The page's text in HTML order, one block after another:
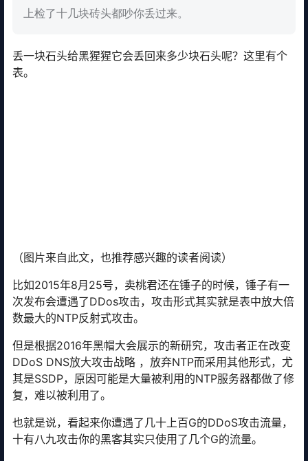
上检了十几块砖头都吵你丢过来。
丢一块石头给黑猩猩它会丢回来多少块石头呢？这里有个
表。
（图片来自此文，也推荐感兴趣的读者阅读）
比如2015年8月25号，卖桃君还在锤子的时候，锤子有一
次发布会遭遇了DDos攻击，攻击形式其实就是表中放大倍
数最大的NTP反射式攻击。
但是根据2016年黑帽大会展示的新研究，攻击者正在改变
DDoS DNS放大攻击战略 ，放弃NTP而采用其他形式，尤
其是SSDP，原因可能是大量被利用的NTP服务器都做了修
复，难以被利用了。
也就是说，看起来你遭遇了几十上百G的DDoS攻击流量，
十有八九攻击你的黑客其实只使用了几个G的流量。